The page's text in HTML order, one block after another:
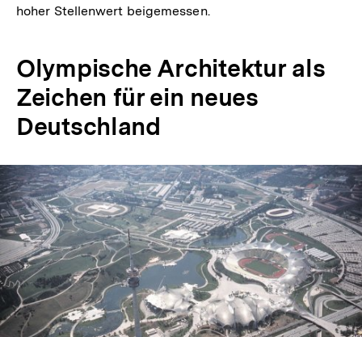
hoher Stellenwert beigemessen.
Olympische Architektur als
Zeichen für ein neues
Deutschland
In